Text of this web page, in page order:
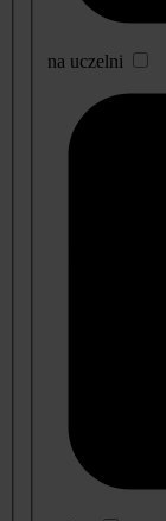
na uczelni